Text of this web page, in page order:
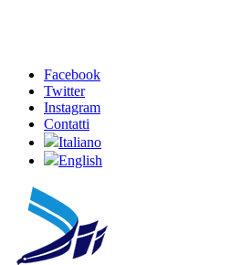
Facebook
Twitter
Instagram
Contatti
Italiano
English